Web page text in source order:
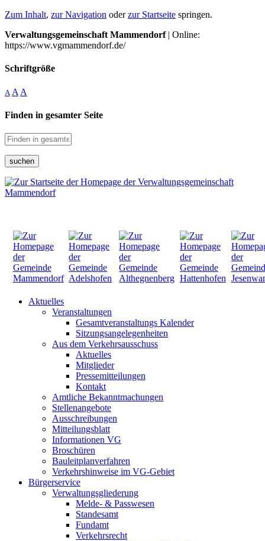
Zum Inhalt, zur Navigation oderzur Startseite springen.
Verwaltungsgemeinschaft Mammendorf| Online:
https://www.vgmammendorf.de/
Schriftgröße
A A A
Finden in gesamter Seite
suchen
Aktuelles
Veranstaltungen
Gesamtveranstaltungs Kalender
Sitzungsangelegenheiten
Aus dem Verkehrsausschuss
Aktuelles
Mitglieder
Pressemitteilungen
Kontakt
Amtliche Bekanntmachungen
Stellenangebote
Ausschreibungen
Mitteilungsblatt
Informationen VG
Broschüren
Bauleitplanverfahren
Verkehrshinweise im VG-Gebiet
Bürgerservice
Verwaltungsgliederung
Melde- & Passwesen
Standesamt
Fundamt
Verkehrsrecht